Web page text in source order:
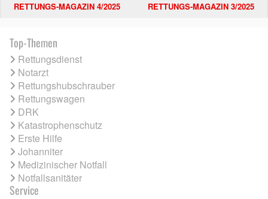
RETTUNGS-MAGAZIN 4/2025 RETTUNGS-MAGAZIN 3/2025
Top-Themen
Rettungsdienst
Notarzt
Rettungshubschrauber
Rettungswagen
DRK
Katastrophenschutz
Erste Hilfe
Johanniter
Medizinischer Notfall
Notfallsanitäter
Service